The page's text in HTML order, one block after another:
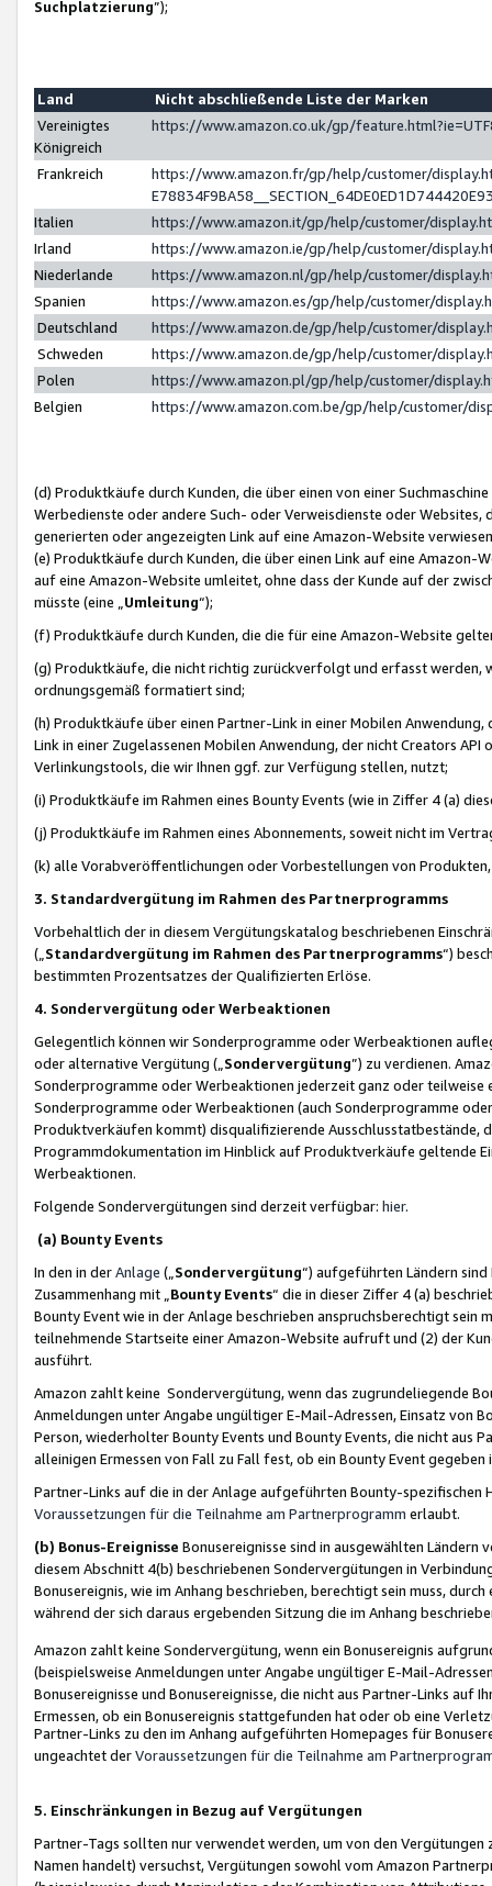
Suchplatzierung”);
Land
Nicht abschließende Liste der Marken
Vereinigtes
Königreich
https://www.amazon.co.uk/gp/
Frankreich
https://www.amazon.fr/gp/help/customer/
Italien
https://www.amazon.it/gp/help/customer/
Irland
https://www.amazon.ie/gp/help/customer/
Niederlande
https://www.amazon.nl/gp/help/customer/
Spanien
https://www.amazon.es/gp/help/customer/
Deutschland
https://www.amazon.de/gp/help/customer/
Schweden
https://www.amazon.de/gp/help/customer/
Polen
https://www.amazon.pl/gp/help/customer/
Belgien
https://www.amazon.com.be/gp/help/customer/
(d) Produktkäufe durch Kunden, die über einen von einer
Werbedienste oder andere Such- oder Verweisdienste oder Websites,
generierten oder angezeigten Link auf eine Amazon-Website
(e) Produktkäufe durch Kunden, die über einen Link auf eine
auf eine Amazon-Website umleitet, ohne dass der Kunde auf der
müsste (eine „ Umleitung“);
(f) Produktkäufe durch Kunden, die die für eine Amazon-Website
(g) Produktkäufe, die nicht richtig zurückverfolgt und erfasst werden,
ordnungsgemäß formatiert sind;
(h) Produktkäufe über einen Partner-Link in einer Mobilen
Link in einer Zugelassenen Mobilen Anwendung, der nicht Creators
Verlinkungstools, die wir Ihnen ggf. zur Verfügung stellen, nutzt;
(i) Produktkäufe im Rahmen eines Bounty Events (wie in Ziffer 4 (a)
(j) Produktkäufe im Rahmen eines Abonnements, soweit nicht im
(k) alle Vorabveröffentlichungen oder Vorbestellungen von
3. Standardvergütung im Rahmen des Partnerprogramms
Vorbehaltlich der in diesem Vergütungskatalog beschriebenen
(„ Standardvergütung im Rahmen des Partnerprogramms“)
bestimmten Prozentsatzes der Qualifizierten Erlöse.
4. Sondervergütung oder Werbeaktionen
Gelegentlich können wir Sonderprogramme oder Werbeaktionen
oder alternative Vergütung („ Sondervergütung”) zu verdienen.
Sonderprogramme oder Werbeaktionen jederzeit ganz oder
Sonderprogramme oder Werbeaktionen (auch Sonderprogramme
Produktverkäufen kommt) disqualifizierende Ausschlusstatbestände,
Programmdokumentation im Hinblick auf Produktverkäufe geltende
Werbeaktionen.
Folgende Sondervergütungen sind derzeit verfügbar: hier.
(a) Bounty Events
In den in derAnlage („ Sondervergütung“) aufgeführten Ländern
Zusammenhang mit „ Bounty Events“ die in dieser Ziffer 4 (a)
Bounty Event wie in der Anlage beschrieben anspruchsberechtigt sein
teilnehmende Startseite einer Amazon-Website aufruft und (2) der
ausführt.
Amazon zahlt keine Sondervergütung, wenn das zugrundeliegende
Anmeldungen unter Angabe ungültiger E-Mail-Adressen, Einsatz von
Person, wiederholter Bounty Events und Bounty Events, die nicht
alleinigen Ermessen von Fall zu Fall fest, ob ein Bounty Event
Partner-Links auf die in der Anlage aufgeführten Bounty-spezifischen
Voraussetzungen für die Teilnahme am Partnerprogramm erlaubt.
(b) Bonus-Ereignisse Bonusereignisse sind in ausgewählten Ländern
diesem Abschnitt 4(b) beschriebenen Sondervergütungen in
Bonusereignis, wie im Anhang beschrieben, berechtigt sein muss,
während der sich daraus ergebenden Sitzung die im Anhang
Amazon zahlt keine Sondervergütung, wenn ein Bonusereignis
(beispielsweise Anmeldungen unter Angabe ungültiger E-Mail-
Bonusereignisse und Bonusereignisse, die nicht aus Partner-Links auf
Ermessen, ob ein Bonusereignis stattgefunden hat oder ob eine
Partner-Links zu den im Anhang aufgeführten Homepages für
ungeachtet derVoraussetzungen für die Teilnahme am
5. Einschränkungen in Bezug auf Vergütungen
Partner-Tags sollten nur verwendet werden, um von den
Namen handelt) versuchst, Vergütungen sowohl vom Amazon